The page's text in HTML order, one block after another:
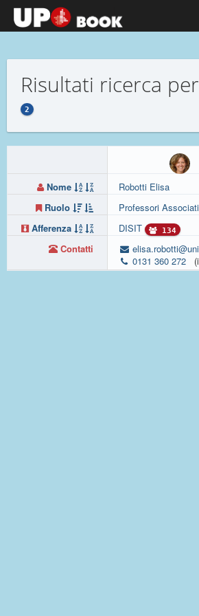
Risultati ricerca
2
Nome
Ruolo
Afferenza
Contatti
Robotti Elisa
Professori Associati
DISIT 134
0131 360 272